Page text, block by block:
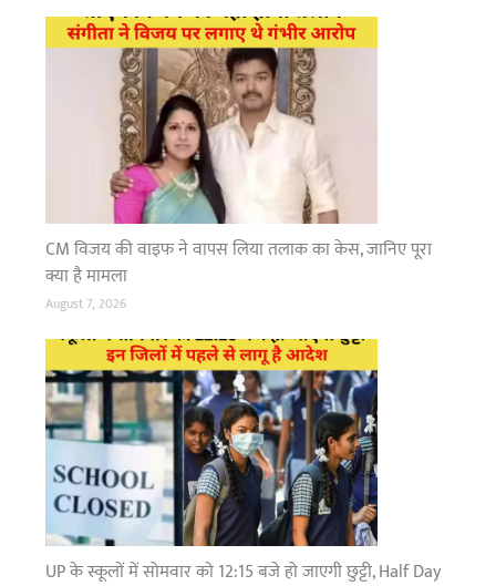
e
ने
जा
री
की
ड
वा
इ
ज
ना
व
श्य
क
या
त्रा
से
ब
च
ने
CM विजय की वाइफ ने वापस लिया तलाक का केस, जानिए पूरा
क्या है मामला
August 7, 2026
UP के स्कूलों में सोमवार को 12:15 बजे हो जाएगी छुट्टी, Half Day